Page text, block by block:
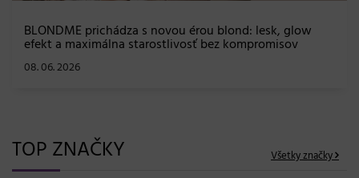
BLONDME prichádza s novou érou blond: lesk, glow
efekt a maximálna starostlivosť bez kompromisov
08. 06. 2026
TOP ZNAČKY Všetky značky